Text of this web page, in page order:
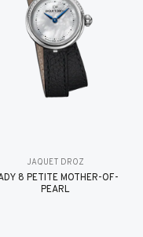
JAQUET DROZ
8 PETITE MOTHER-OF-
PEARL